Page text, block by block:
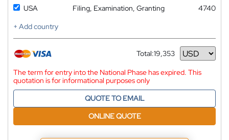
USA
Filing, Examination, Granting
4740
+ Add country
Total:19,353
Currency
The term for entry into the National Phase has expired. This
quotation is for informational purposes only
QUOTE TO EMAIL
ONLINE QUOTE